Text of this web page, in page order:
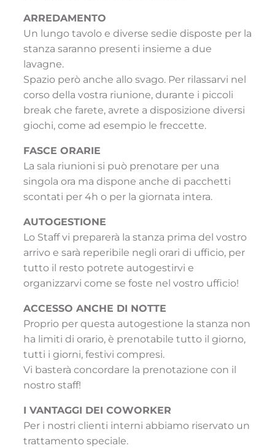
ARREDAMENTO
Un lungo tavolo e diverse sedie disposte per la
stanza saranno presenti insieme a due
lavagne.
Spazio però anche allo svago. Per rilassarvi nel
corso della vostra riunione, durante i piccoli
break che farete, avrete a disposizione diversi
giochi, come ad esempio le freccette.
FASCE ORARIE
La sala riunioni si può prenotare per una
singola ora ma dispone anche di pacchetti
scontati per 4h o per la giornata intera.
AUTOGESTIONE
Lo Staff vi preparerà la stanza prima del vostro
arrivo e sarà reperibile negli orari di ufficio, per
tutto il resto potrete autogestirvi e
organizzarvi come se foste nel vostro ufficio!
ACCESSO ANCHE DI NOTTE
Proprio per questa autogestione la stanza non
ha limiti di orario, è prenotabile tutto il giorno,
tutti i giorni, festivi compresi.
Vi basterà concordare la prenotazione con il
nostro staff!
I VANTAGGI DEI COWORKER
Per i nostri clienti interni abbiamo riservato un
trattamento speciale.